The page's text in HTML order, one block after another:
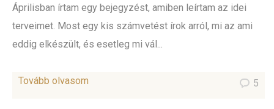
Áprilisban írtam egy bejegyzést, amiben leírtam az idei
terveimet. Most egy kis számvetést írok arról, mi az ami
eddig elkészült, és esetleg mi vál...
Tovább olvasom 5